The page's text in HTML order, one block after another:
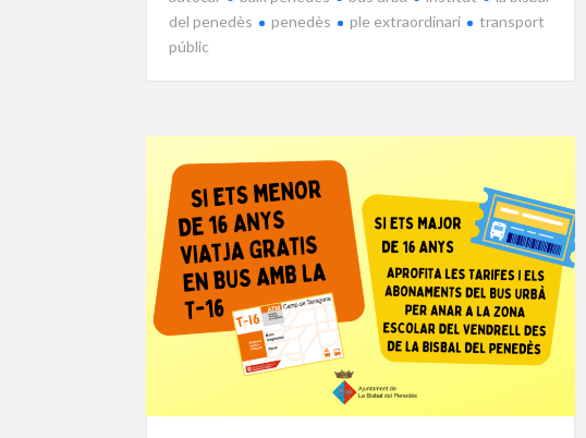
del penedès
penedès ple extraordinari
transport
públic